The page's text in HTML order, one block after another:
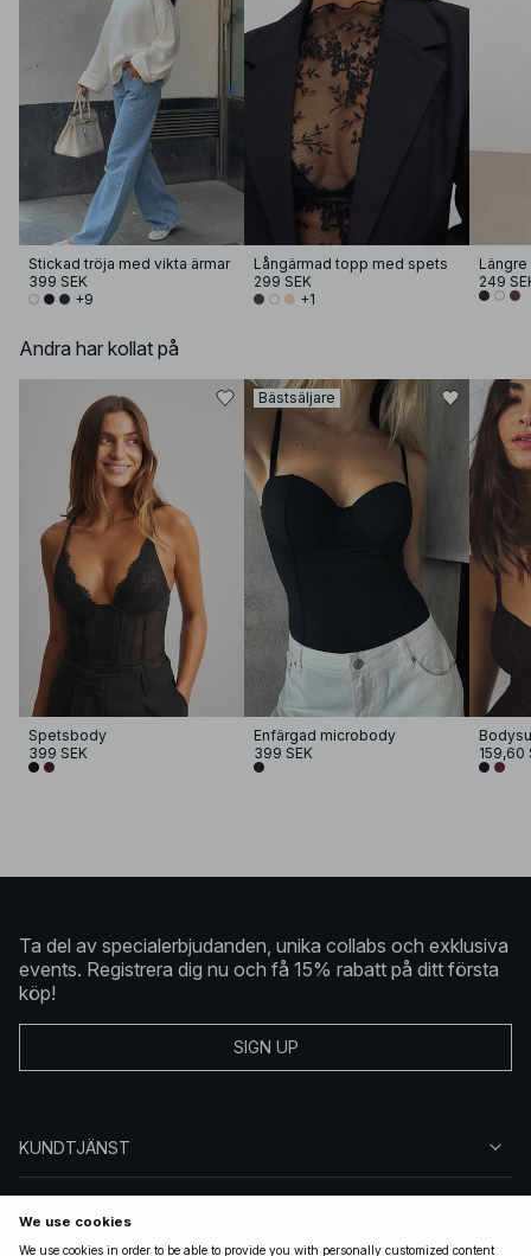
Stickad tröja med vikta ärmar
399 SEK
+9
Långärmad topp med spets
299 SEK
+1
249
Andra har kollat på
Spetsbody
399 SEK
Bästsäljare
Enfärgad microbody
399 SEK
159,60
Ta del av specialerbjudanden, unika collabs och exklusiva
events. Registrera dig nu och få 15% rabatt på ditt första
köp!
SIGN UP
KUNDTJÄNST